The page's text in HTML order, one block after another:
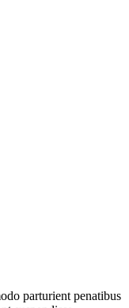
parturient penatibus